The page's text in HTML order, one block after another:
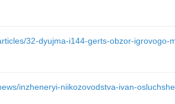
32-dyujma-i144-gerts-obzor-igrovogo-
inzheneryi-niikozovodstva-ivan-